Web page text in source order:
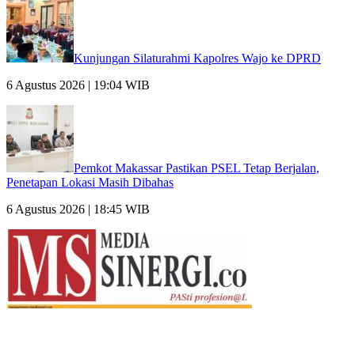
Kunjungan Silaturahmi Kapolres Wajo ke DPRD
6 Agustus 2026 | 19:04 WIB
Pemkot Makassar Pastikan PSEL Tetap Berjalan,
Penetapan Lokasi Masih Dibahas
6 Agustus 2026 | 18:45 WIB